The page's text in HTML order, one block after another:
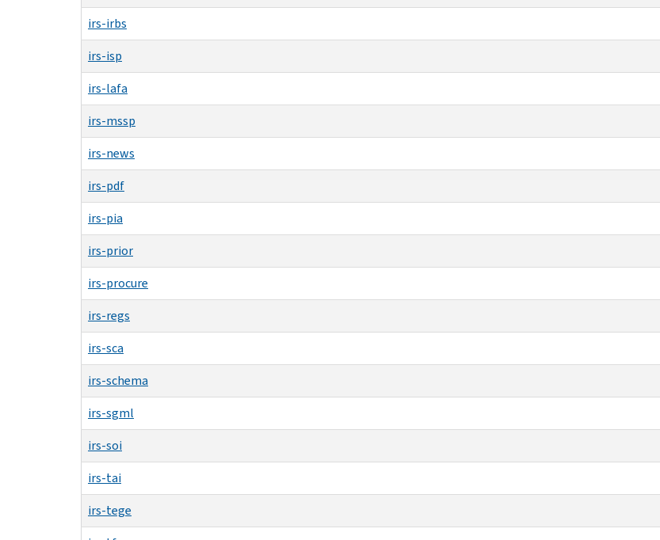
irs-irbs
irs-isp
irs-lafa
irs-mssp
irs-news
irs-pdf
irs-pia
irs-prior
irs-procure
irs-regs
irs-sca
irs-schema
irs-sgml
irs-soi
irs-tai
irs-tege